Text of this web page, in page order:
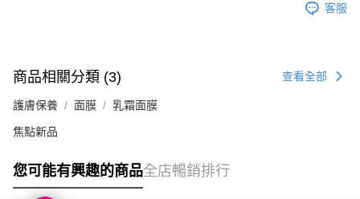
取。逾期會取消訂單，並不會安排重寄
客服
商品相關分類 (3) 查看全部
護膚保養 面膜 乳霜面膜
焦點新品
您可能有興趣的商品全店暢銷排行